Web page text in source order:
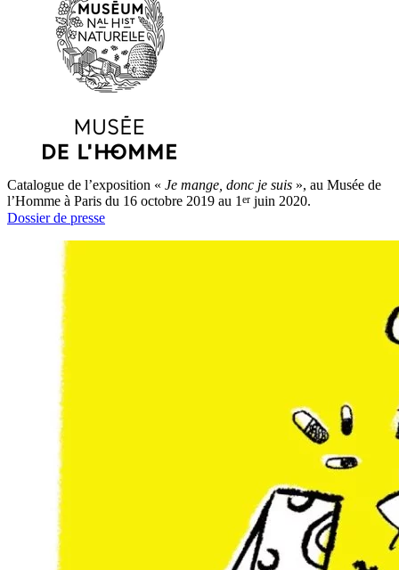
Catalogue de l’exposition « Je mange, donc je suis », au Musée de
l’Homme à Paris du 16 octobre 2019 au 1er juin 2020.
Dossier de presse